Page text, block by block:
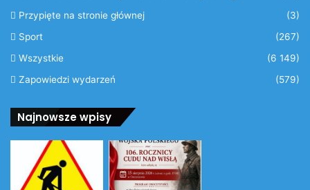
Przypięte na stronie głównej
(3)
Sport
(267)
Wszystkie
(6 149)
Zapowiedzi wydarzeń
(579)
Najnowsze wpisy